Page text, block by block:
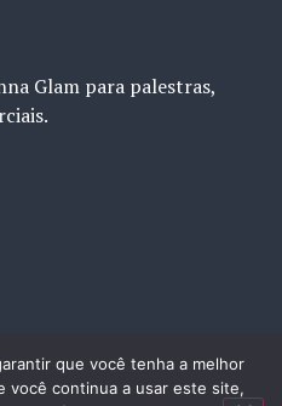
Glam para palestras,
que você tenha a melhor
você continua a usar este site,